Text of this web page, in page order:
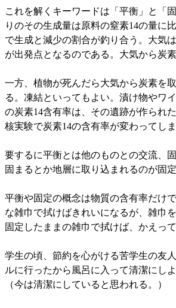
これを解くキーワードは「平衡」と「
りのその生成量は原料の窒素14の量に
で生成と減少の割合が釣り合う。大気
が出発点となるのである。大気から炭
一方、植物が死んだら大気から炭素を
る。凍結といってもよい。漬け物やワ
の炭素14含有率は、その遺跡が作られ
核実験で炭素14の含有率が変わってし
要するに平衡とは他のものとの交流、
固まるとか地層に取り込まれるのが固
平衡や固定の概念は物質の含有率だけ
な雑巾で拭けばきれいになるが、雑巾
固定したままの雑巾で拭けば、かえっ
学生の頃、節約を心がける苦学生の友
ルに行ったから風呂に入って清潔にし
（今は清潔にしていると思われる。）